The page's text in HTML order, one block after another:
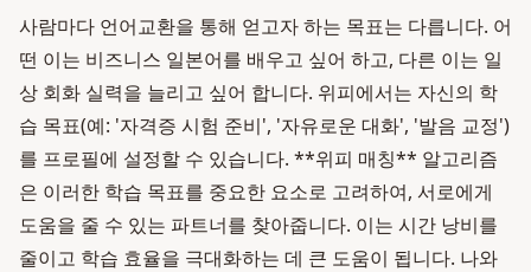
사람마다 언어교환을 통해 얻고자 하는 목표는 다릅니다. 어
떤 이는 비즈니스 일본어를 배우고 싶어 하고, 다른 이는 일
상 회화 실력을 늘리고 싶어 합니다. 위피에서는 자신의 학
습 목표(예: '자격증 시험 준비', '자유로운 대화', '발음 교정')
를 프로필에 설정할 수 있습니다. **위피 매칭** 알고리즘
은 이러한 학습 목표를 중요한 요소로 고려하여, 서로에게
도움을 줄 수 있는 파트너를 찾아줍니다. 이는 시간 낭비를
줄이고 학습 효율을 극대화하는 데 큰 도움이 됩니다. 나와